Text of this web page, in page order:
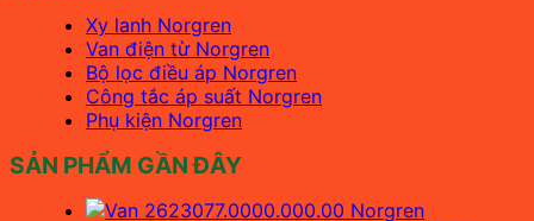
Xy lanh Norgren
Van điện từ Norgren
Bộ lọc điều áp Norgren
Công tắc áp suất Norgren
Phụ kiện Norgren
SẢN PHẨM GẦN ĐÂY